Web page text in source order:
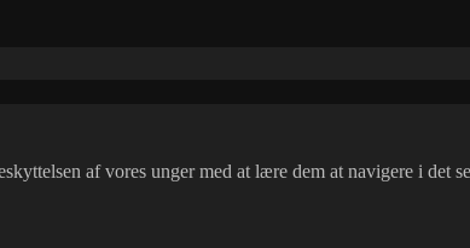
af vores unger med at lære dem at navigere i det